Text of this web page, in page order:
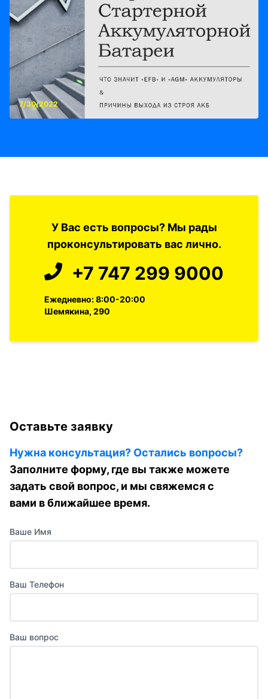
7/30/2022
У Вас есть вопросы? Мы рады
проконсультировать вас лично.
+7 747 299 9000
Ежедневно: 8:00-20:00
Шемякина, 290
Оставьте заявку
Нужна консультация? Остались вопросы?
Заполните форму, где вы также можете
задать свой вопрос, и мы свяжемся с
вами в ближайшее время.
Ваше Имя
Ваш Телефон
Ваш вопрос